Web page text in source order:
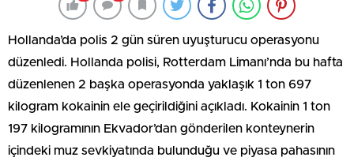
Hollanda’da polis 2 gün süren uyuşturucu operasyonu
düzenledi. Hollanda polisi, Rotterdam Limanı’nda bu hafta
düzenlenen 2 başka operasyonda yaklaşık 1 ton 697
kilogram kokainin ele geçirildiğini açıkladı. Kokainin 1 ton
197 kilogramının Ekvador’dan gönderilen konteynerin
içindeki muz sevkiyatında bulunduğu ve piyasa pahasının